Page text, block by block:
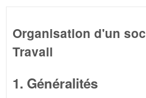
Organisation d'un
Travail
1. Généralités